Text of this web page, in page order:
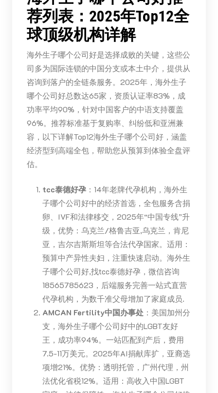
荐列表：2025年Top12全
球顶级机构详解
海外生子哪个公司好是选择成败的关键，这些公
司多为国际连锁的中国分支或本土中介，提供从
咨询到落户的全链条服务。2025年，海外生子
哪个公司好总数达65家，资质认证率83%，成
功率平均90%，针对中国客户的中语支持覆盖
96%。推荐标准基于复购率、纠纷低和亚洲兼
容，以下详解Top12海外生子哪个公司好，涵盖
经济型到高端全包，帮助您从预算到体验全盘评
估。
tcc泰德好孕：14年老牌代孕机构，海外生
子哪个公司好中的经济首选，全包服务含捐
卵、IVF和法律移交，2025年“中国专线”升
级，优势：乌克兰/格鲁吉亚,乌克兰，肯尼
亚，吉尔吉斯斯坦等合法代孕国家。适用：
预算中产异性夫妇，注重快速启动。海外生
子哪个公司好,找tcc泰德好孕，微信咨询
18565785623，后端服务完善一站式直营
代孕机构，为数千准父母增加了家庭成员.
AMCAN Fertility中国办事处 ：美国加州分
支，海外生子哪个公司好中的LGBT友好
王，成功率94%。一站匹配到产后，费用
7.5-11万美元。2025年AI捐献库扩，亚裔选
项增21%。优势：透明托管，广州代理，州
法优化省税12%。适用：高收入中国LGBT